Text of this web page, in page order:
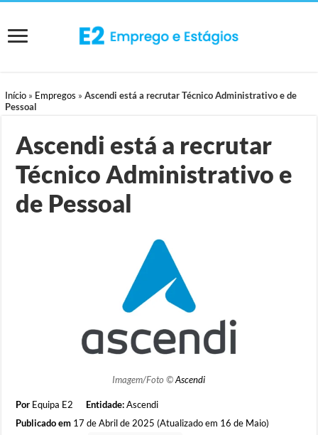
Início » Empregos »Ascendi está a recrutar Técnico Administrativo e de
Pessoal
Ascendi está a recrutar
Técnico Administrativo e
de Pessoal
Imagem/Foto ©Ascendi
Por Equipa E2 Entidade:Ascendi
Publicado em 17 de Abril de 2025 (Atualizado em 16 de Maio)